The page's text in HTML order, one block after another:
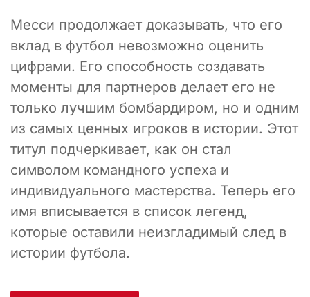
Месси продолжает доказывать, что его
вклад в футбол невозможно оценить
цифрами. Его способность создавать
моменты для партнеров делает его не
только лучшим бомбардиром, но и одним
из самых ценных игроков в истории. Этот
титул подчеркивает, как он стал
символом командного успеха и
индивидуального мастерства. Теперь его
имя вписывается в список легенд,
которые оставили неизгладимый след в
истории футбола.